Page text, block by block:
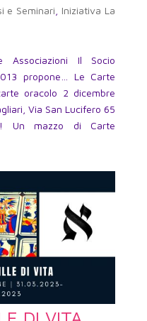
e Seminari
Iniziativa La
Associazioni Il Socio
propone… Le Carte
oracolo 2 dicembre
Via San Lucifero 65
Un mazzo di Carte